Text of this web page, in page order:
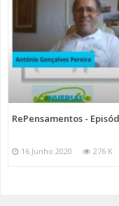
RePensamentos -
16 Junho 2020 276 K